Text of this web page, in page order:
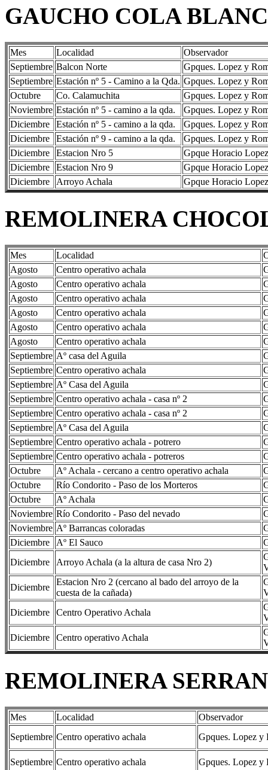
GAUCHO COLA
Mes Localidad
Observador
Septiembre Balcon Norte
Gpques. Lopez y
Septiembre Estación nº 5 - Camino a la Qda. Gpques. Lopez y
Octubre
Co. Calamuchita
Gpques. Lopez y
Noviembre Estación nº 5 - camino a la qda.
Gpques. Lopez y
Diciembre
Estación nº 5 - camino a la qda.
Gpques. Lopez y
Diciembre
Estación nº 9 - camino a la qda.
Gpques. Lopez y
Diciembre
Estacion Nro 5
Gpque Horacio
Diciembre
Estacion Nro 9
Gpque Horacio
Diciembre
Arroyo Achala Gpque Horacio
REMOLINERA
Mes Localidad
Agosto
Centro operativo achala
Agosto
Centro operativo achala
Agosto
Centro operativo achala
Agosto
Centro operativo achala
Agosto
Centro operativo achala
Agosto
Centro operativo achala
Septiembre Aº casa del Aguila
Septiembre Centro operativo achala
Septiembre Aº Casa del Aguila
Septiembre Centro operativo achala - casa nº 2
Septiembre Centro operativo achala - casa nº 2
Septiembre Aº Casa del Aguila
Septiembre Centro operativo achala - potrero
Septiembre Centro operativo achala - potreros
Octubre
Aº Achala - cercano a centro operativo achala
Octubre
Río Condorito - Paso de los Morteros
Octubre
Aº Achala
Noviembre Río Condorito - Paso del nevado
Noviembre Aº Barrancas coloradas
Diciembre
Aº El Sauco
Diciembre
Arroyo Achala (a la altura de casa Nro 2)
Diciembre
Estacion Nro 2 (cercano al bado del arroyo de la
cuesta de la cañada)
Diciembre
Centro Operativo Achala
Diciembre
Centro operativo Achala
REMOLINERA
Mes Localidad
Observador
Septiembre Centro operativo achala Gpques. Lopez
Septiembre Centro operativo achala Gpques. Lopez